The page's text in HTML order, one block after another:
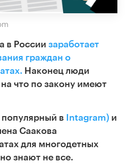
в России заработает
граждан о
Наконец люди
что по закону имеют
в Intagram) и
Саакова
для многодетных
знают не все.